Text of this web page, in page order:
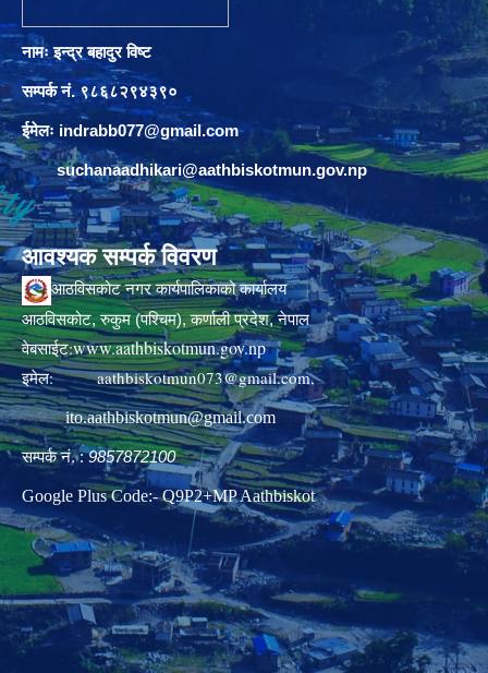
नामः इन्द्र बहादुर विष्ट
सम्पर्क नं. ९८६८२९४३९०
ईमेलः indrabb077@gmail.com
suchanaadhikari@aathbiskotmun.gov.np
आवश्यक सम्पर्क विवरण
आठविसकोट नगर कार्यपालिकाको कार्यालय
आठविसकोट, रुकुम (पश्चिम), कर्णाली प्रदेश, नेपाल
वेबसाईट:www.aathbiskotmun.gov.np
इमेल:aathbiskotmun073@gmail.com,
ito.aathbiskotmun@gmail.com
सम्पर्क नं. :9857872100
Google Plus Code:- Q9P2+MP Aathbiskot